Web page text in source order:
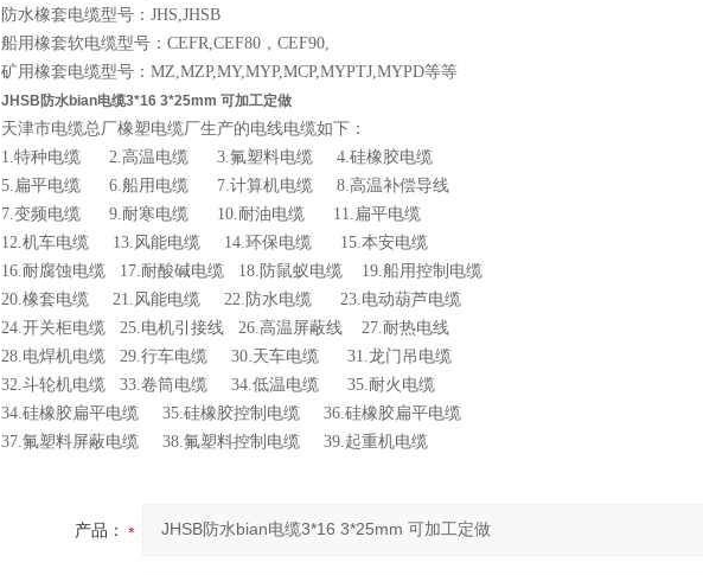
防水橡套电缆型号：JHS,JHSB
船用橡套软电缆型号：CEFR,CEF80，CEF90,
矿用橡套电缆型号：MZ,MZP,MY,MYP,MCP,MYPTJ,MYPD等等
JHSB防水bian电缆3*16 3*25mm 可加工定做
天津市电缆总厂橡塑电缆厂生产的电线电缆如下：
1.特种电缆 2.高温电缆 3.氟塑料电缆 4.硅橡胶电缆
5.扁平电缆 6.船用电缆 7.计算机电缆 8.高温补偿导线
7.变频电缆 9.耐寒电缆 10.耐油电缆 11.扁平电缆
12.机车电缆 13.风能电缆 14.环保电缆 15.本安电缆
16.耐腐蚀电缆 17.耐酸碱电缆 18.防鼠蚁电缆 19.船用控制电缆
20.橡套电缆 21.风能电缆 22.防水电缆 23.电动葫芦电缆
24.开关柜电缆 25.电机引接线 26.高温屏蔽线 27.耐热电线
28.电焊机电缆 29.行车电缆 30.天车电缆 31.龙门吊电缆
32.斗轮机电缆 33.卷筒电缆 34.低温电缆 35.耐火电缆
34.硅橡胶扁平电缆 35.硅橡胶控制电缆 36.硅橡胶扁平电缆
37.氟塑料屏蔽电缆 38.氟塑料控制电缆 39.起重机电缆
产品：